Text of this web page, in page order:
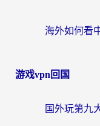
游戏vpn回国